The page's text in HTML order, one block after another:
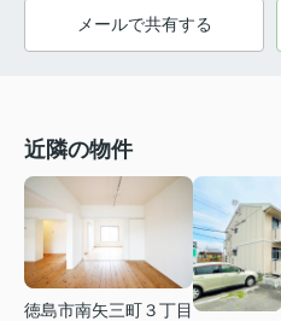
メールで共有する
近隣の物件
徳島市南矢三町３丁目